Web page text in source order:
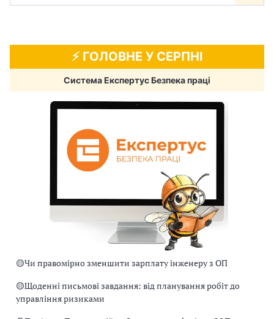
⚡️ ГОЛОВНЕ У СЕРПНІ
Система Експертус Безпека праці
🟡Чи правомірно зменшити зарплату інженеру з ОП
🟡Щоденні письмові завдання: від планування робіт до
управління ризиками